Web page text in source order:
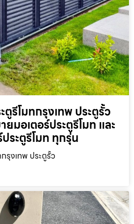
ตูรีโมทกรุงเทพ ประตูรั้ว
มอเตอร์ประตูรีโมท และ
ระตูรีโมท ทุกรุ่น
รุงเทพ ประตูรั้ว